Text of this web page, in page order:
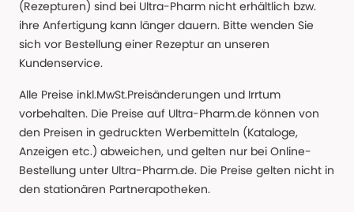
(Rezepturen) sind bei Ultra-Pharm nicht erhältlich bzw.
ihre Anfertigung kann länger dauern. Bitte wenden Sie
sich vor Bestellung einer Rezeptur an unseren
Kundenservice.
Alle Preise inkl.MwSt.Preisänderungen und Irrtum
vorbehalten. Die Preise auf Ultra-Pharm.de können von
den Preisen in gedruckten Werbemitteln (Kataloge,
Anzeigen etc.) abweichen, und gelten nur bei Online-
Bestellung unter Ultra-Pharm.de. Die Preise gelten nicht in
den stationären Partnerapotheken.